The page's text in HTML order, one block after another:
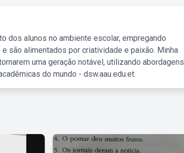
dos alunos no ambiente escolar, empregando
são alimentados por criatividade e paixão. Minha
uma geração notável, utilizando abordagens
do mundo - dsw.aau.edu.et.